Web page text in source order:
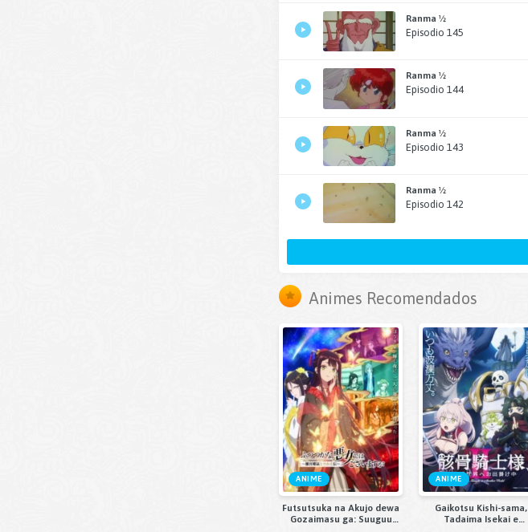
Ranma ½
Episodio 145
Ranma ½
Episodio 144
Ranma ½
Episodio 143
Ranma ½
Episodio 142
Animes Recomendados
ANIME
Futsutsuka na Akujo dewa
Gozaimasu ga: Suuguu
ANIME
Gaikotsu Kishi-sama,
Tadaima Isekai e